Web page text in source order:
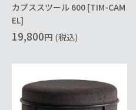
カプススツール 600 [TIM-CAM
EL]
19,800円 (税込)